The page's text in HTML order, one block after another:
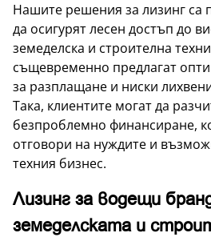
Нашите решения за лизинг са
да осигурят лесен достъп до
земеделска и строителна
същевременно предлагат
за разплащане и ниски
Така, клиентите могат да
безпроблемно финансиране,
отговори на нуждите и
техния бизнес.
Лизинг за водещи
земеделската и